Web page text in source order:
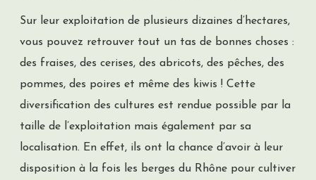
Sur leur exploitation de plusieurs dizaines d’hectares,
vous pouvez retrouver tout un tas de bonnes choses :
des fraises, des cerises, des abricots, des pêches, des
pommes, des poires et même des kiwis ! Cette
diversification des cultures est rendue possible par la
taille de l’exploitation mais également par sa
localisation. En effet, ils ont la chance d’avoir à leur
disposition à la fois les berges du Rhône pour cultiver